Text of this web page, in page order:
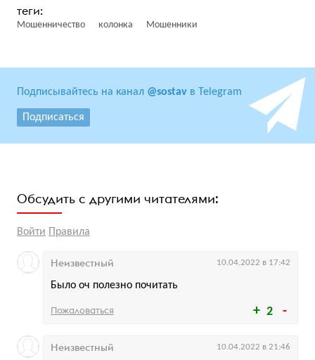
Мошенничество колонка Мошенники
Подписывайтесь на канал @sostav в Telegram
Подписаться
Обсудить с другими читателями:
Войти Правила
2
Было оч полезно почитать
Неизвестный 10.04.2022 в 17:42
Пожаловаться
Неизвестный 10.04.2022 в 21:46